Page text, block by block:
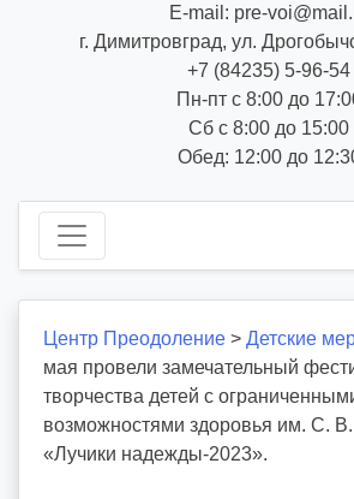
E-mail: pre-
г. Димитровград, ул.
+7 (84235) 5-96-54
Пн-пт с 8:00 до
Сб с 8:00 до 15:00
Обед: 12:00 до
Центр Преодоление > Детские
мая провели замечательный
творчества детей с
возможностями здоровья им. С. В.
«Лучики надежды-2023».